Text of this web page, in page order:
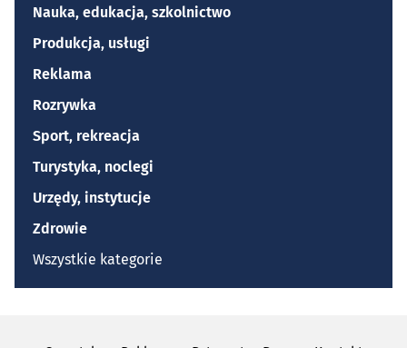
Nauka, edukacja, szkolnictwo
Produkcja, usługi
Reklama
Rozrywka
Sport, rekreacja
Turystyka, noclegi
Urzędy, instytucje
Zdrowie
Wszystkie kategorie